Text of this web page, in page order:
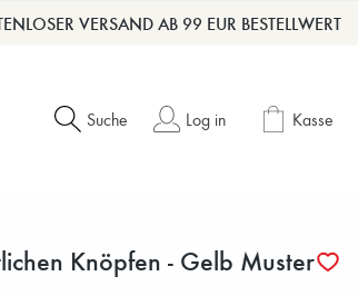
VERSAND AB 99 EUR BESTELLWERT
Suche Log in Kasse
Knöpfen - Gelb Muster